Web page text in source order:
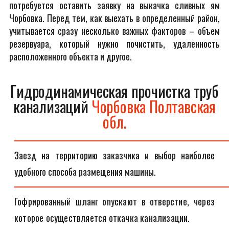
потребуется оставить заявку на выкачка сливных ям
Чорбовка. Перед тем, как выехать в определенный район,
учитывается сразу несколько важных факторов – объем
резервуара, который нужно почистить, удаленность
расположенного объекта и другое.
Гидродинамическая прочистка труб
канализаций Чорбовка Полтавская
обл.
Заезд на территорию заказчика и выбор наиболее
удобного способа размещения машины.
Гофрированный шланг опускают в отверстие, через
которое осуществляется откачка канализации.